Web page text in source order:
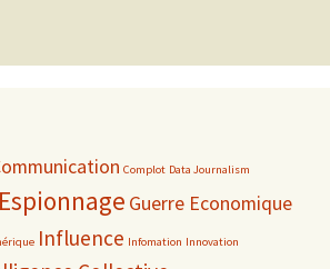
Complot Data Journalism
Espionnage Guerre Economique
Influence Infomation Innovation